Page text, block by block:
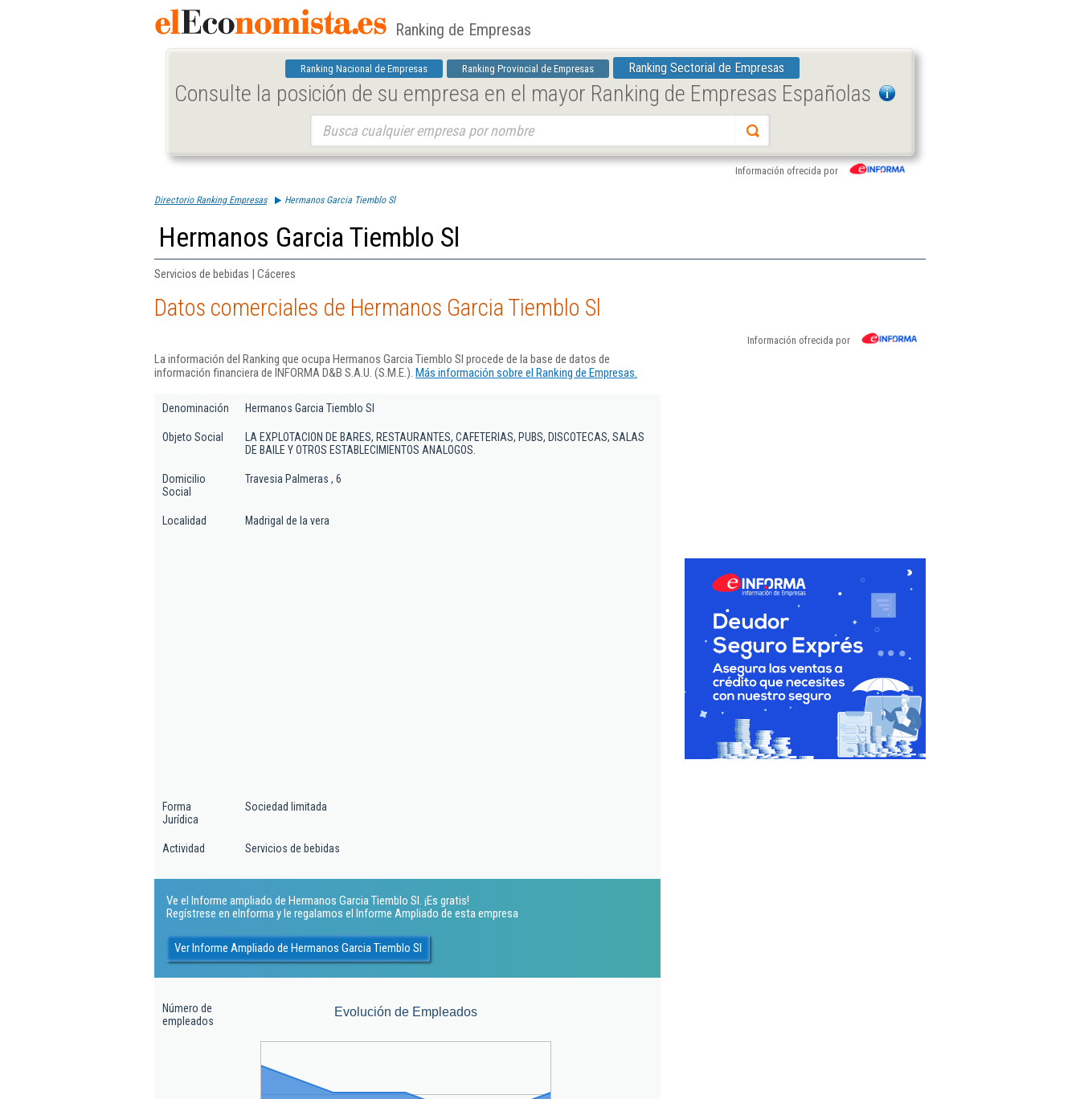
Ranking de Empresas
Ranking Nacional de Empresas Ranking Provincial de Empresas Ranking Sectorial de Empresas
Consulte la posición de su empresa en el mayor Ranking de Empresas Españolas
Información ofrecida por
Directorio Ranking Empresas Hermanos Garcia Tiemblo Sl
Hermanos Garcia Tiemblo Sl
Servicios de bebidas | Cáceres
Datos comerciales de Hermanos Garcia Tiemblo Sl
Información ofrecida por
La información del Ranking que ocupa Hermanos Garcia Tiemblo Sl procede de la base de datos de
información financiera de INFORMA D&B S.A.U. (S.M.E.). Más información sobre el Ranking de Empresas.
Denominación Hermanos Garcia Tiemblo Sl
Objeto Social
LA EXPLOTACION DE BARES, RESTAURANTES, CAFETERIAS, PUBS, DISCOTECAS, SALAS
DE BAILE Y OTROS ESTABLECIMIENTOS ANALOGOS.
Domicilio
Social
Travesia Palmeras , 6
Localidad Madrigal de la vera
Forma
Jurídica
Sociedad limitada
Actividad Servicios de bebidas
Ve el Informe ampliado de Hermanos Garcia Tiemblo Sl. ¡Es gratis!
Regístrese en eInforma y le regalamos el Informe Ampliado de esta empresa
Ver Informe Ampliado de Hermanos Garcia Tiemblo Sl
Número de
empleados
Evolución de Empleados